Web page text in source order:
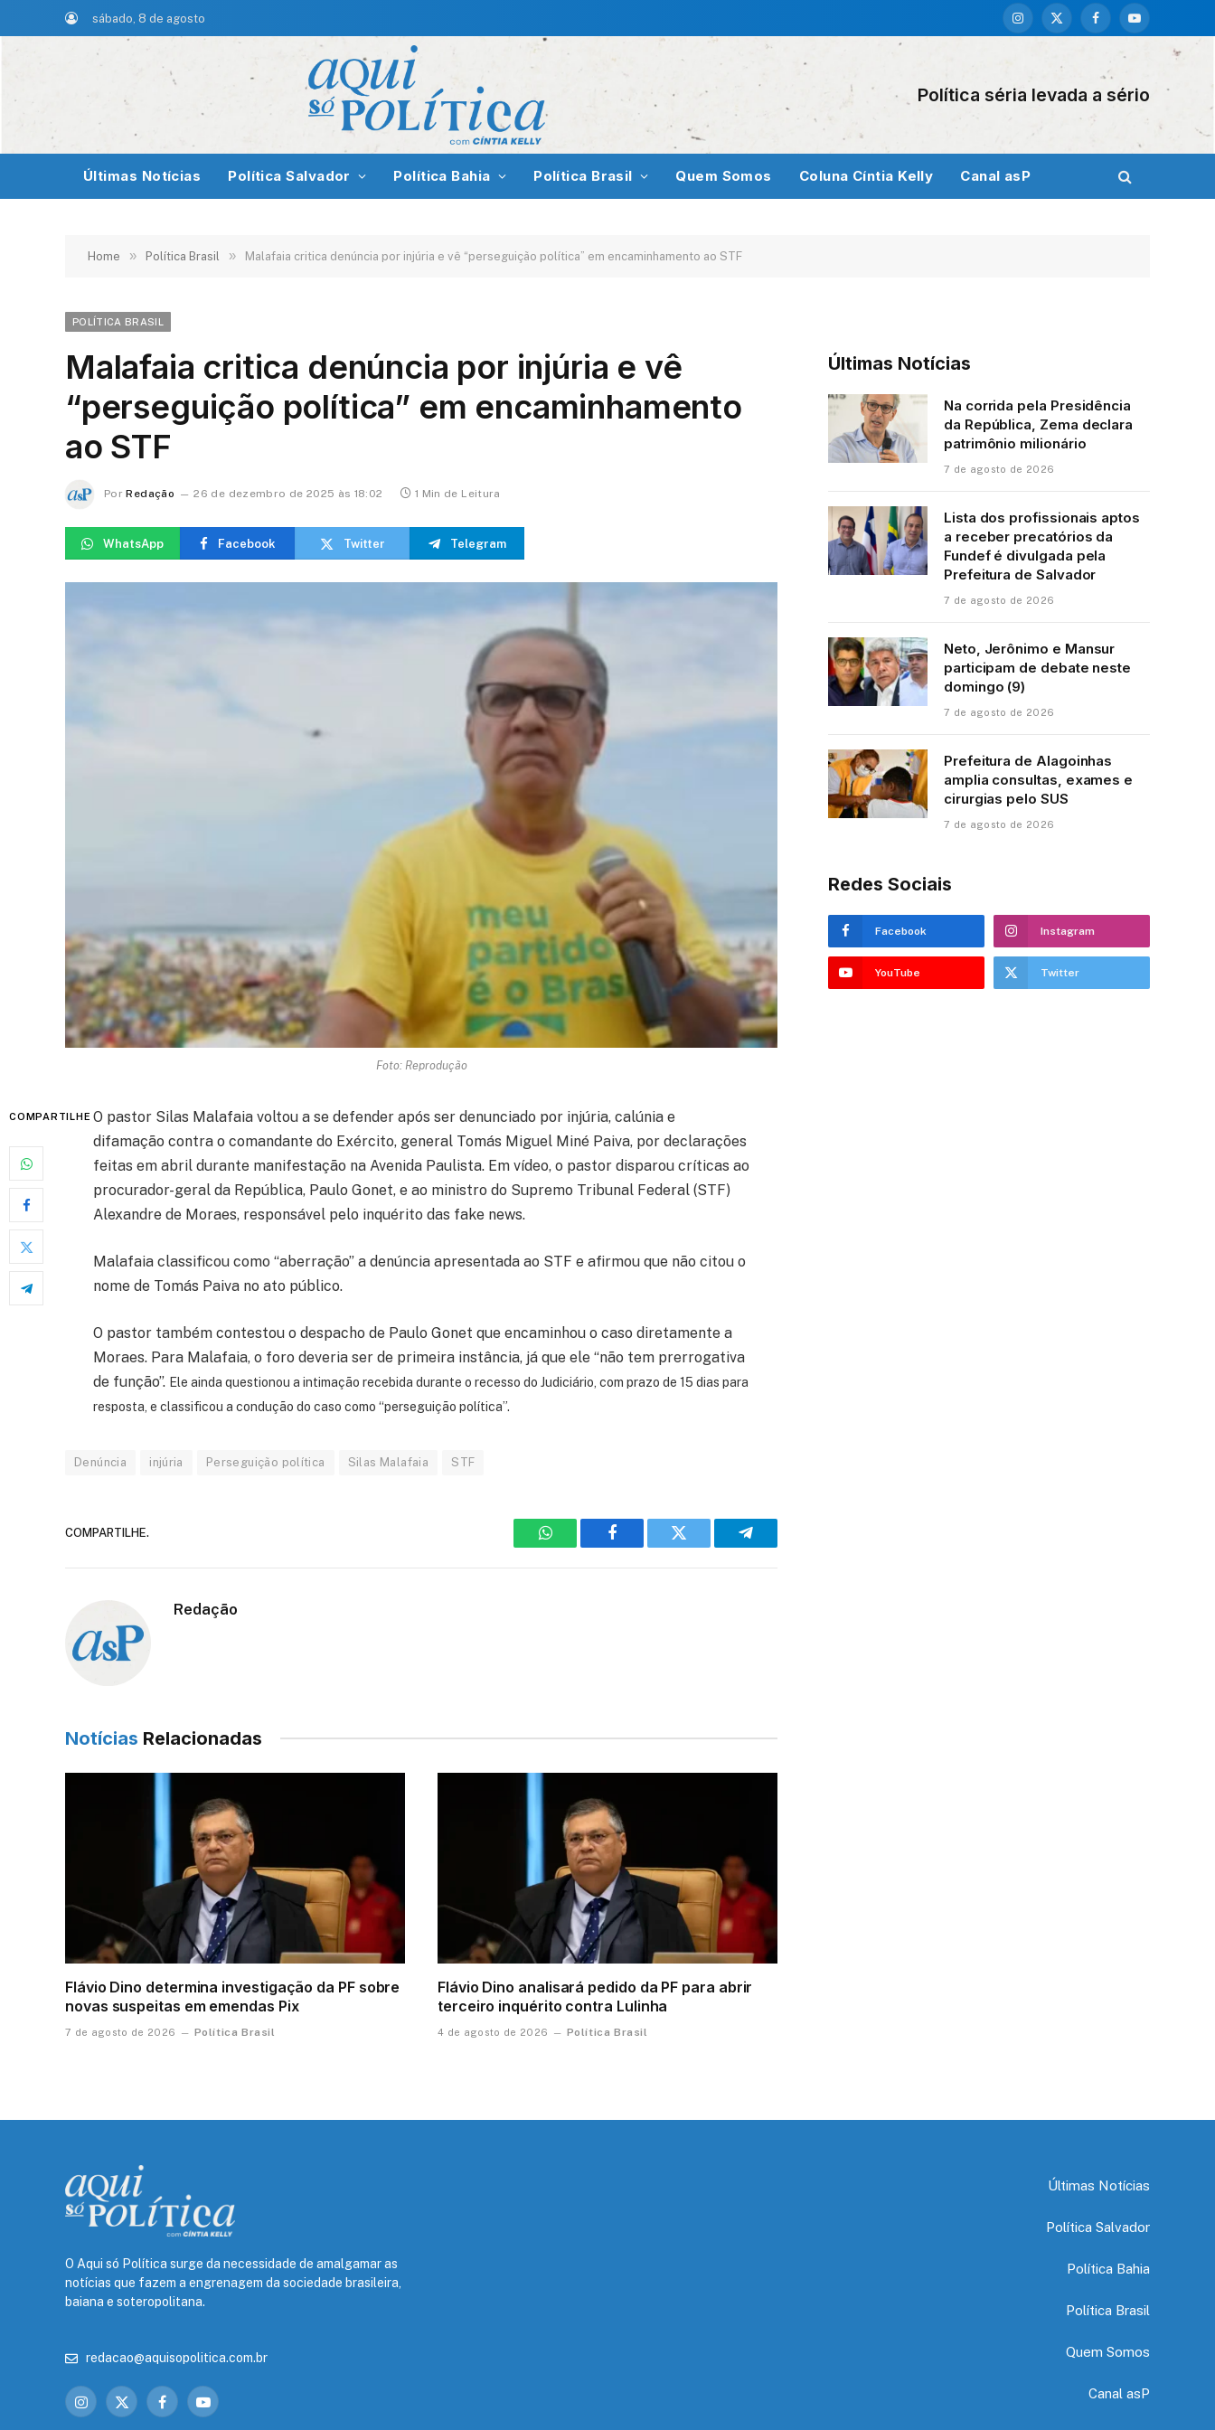
sábado, 8 de agosto
Instagram
X
FacebookYouTube
Política séria levada a sério
Últimas Notícias Política Salvador Política Bahia Política Brasil Quem Somos Coluna Cíntia Kelly Canal asP
Home » Política Brasil » Malafaia critica denúncia por injúria e vê “perseguição política” em encaminhamento ao STF
POLÍTICA BRASIL
Malafaia critica denúncia por injúria e vê
“perseguição política” em encaminhamento
ao STF
Por Redação 26 de dezembro de 2025 às 18:02 1 Min de Leitura
WhatsApp Facebook Twitter Telegram
Foto: Reprodução
COMPARTILHE O pastor Silas Malafaia voltou a se defender após ser denunciado por injúria, calúnia e
difamação contra o comandante do Exército, general Tomás Miguel Miné Paiva, por declarações
feitas em abril durante manifestação na Avenida Paulista. Em vídeo, o pastor disparou críticas ao
procurador-geral da República, Paulo Gonet, e ao ministro do Supremo Tribunal Federal (STF)
Alexandre de Moraes, responsável pelo inquérito das fake news.
Malafaia classificou como “aberração” a denúncia apresentada ao STF e afirmou que não citou o
nome de Tomás Paiva no ato público.
O pastor também contestou o despacho de Paulo Gonet que encaminhou o caso diretamente a
Moraes. Para Malafaia, o foro deveria ser de primeira instância, já que ele “não tem prerrogativa
de função”. Ele ainda questionou a intimação recebida durante o recesso do Judiciário, com prazo de 15 dias para
resposta, e classificou a condução do caso como “perseguição política”.
Denúncia injúria Perseguição política Silas Malafaia STF
COMPARTILHE.
WhatsAppFacebook Twitter Telegram
Redação
Notícias Relacionadas
Flávio Dino determina investigação da PF sobre
novas suspeitas em emendas Pix
7 de agosto de 2026 Política Brasil
Flávio Dino analisará pedido da PF para abrir
terceiro inquérito contra Lulinha
4 de agosto de 2026 Política Brasil
Últimas Notícias
Na corrida pela Presidência
da República, Zema declara
patrimônio milionário
7 de agosto de 2026
Lista dos profissionais aptos
a receber precatórios da
Fundef é divulgada pela
Prefeitura de Salvador
7 de agosto de 2026
Neto, Jerônimo e Mansur
participam de debate neste
domingo (9)
7 de agosto de 2026
Prefeitura de Alagoinhas
amplia consultas, exames e
cirurgias pelo SUS
7 de agosto de 2026
Redes Sociais
Facebook Instagram
YouTube Twitter
O Aqui só Política surge da necessidade de amalgamar as
notícias que fazem a engrenagem da sociedade brasileira,
baiana e soteropolitana.
redacao@aquisopolitica.com.br
Instagram
X
FacebookYouTube
Últimas Notícias
Política Salvador
Política Bahia
Política Brasil
Quem Somos
Canal asP